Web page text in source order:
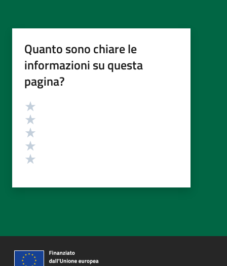
Quanto sono chiare le
informazioni su questa
pagina?
Valutazione